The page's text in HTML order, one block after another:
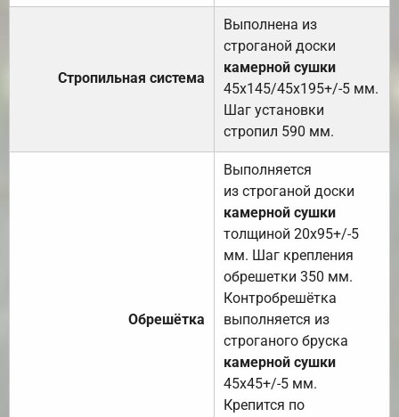
Стропильная система
Выполнена из
строганой доски
камерной сушки
45х145/45х195+/-5 мм.
Шаг установки
стропил 590 мм.
Обрешётка
Выполняется
из строганой доски
камерной сушки
толщиной 20х95+/-5
мм. Шаг крепления
обрешетки 350 мм.
Контробрешётка
выполняется из
строганого бруска
камерной сушки
45х45+/-5 мм.
Крепится по